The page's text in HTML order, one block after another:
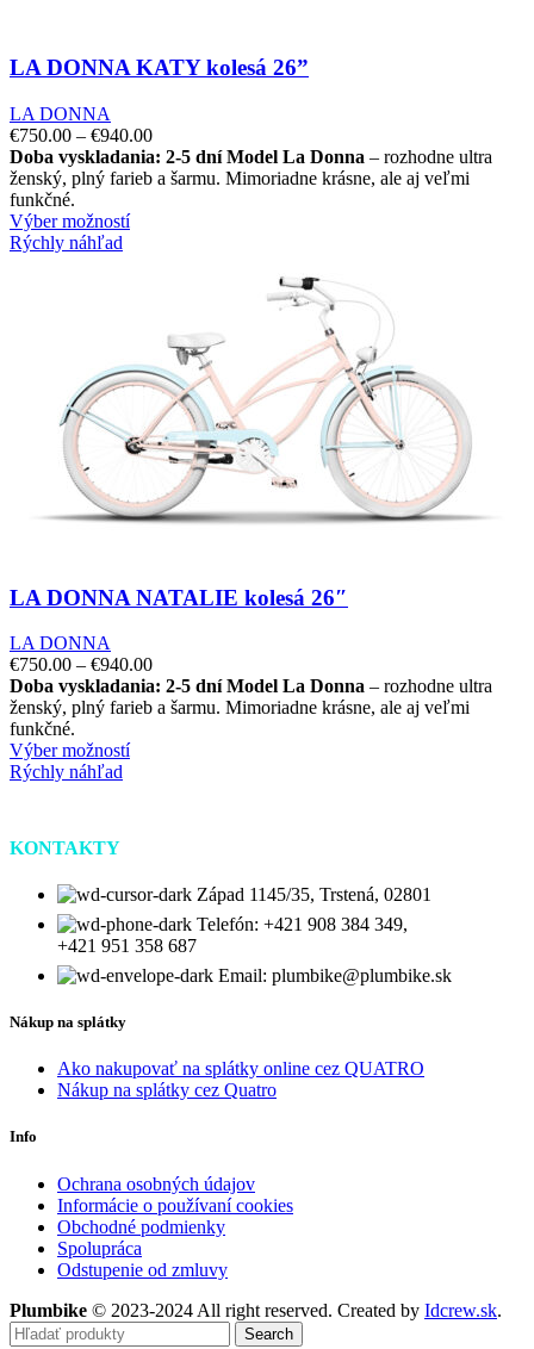
LA DONNA KATY kolesá 26”
LA DONNA
€750.00 – €940.00
Doba vyskladania: 2-5 dní Model La Donna – rozhodne ultra
ženský, plný farieb a šarmu. Mimoriadne krásne, ale aj veľmi
funkčné.
Výber možností
Rýchly náhľad
LA DONNA NATALIE kolesá 26″
LA DONNA
€750.00 – €940.00
Doba vyskladania: 2-5 dní Model La Donna – rozhodne ultra
ženský, plný farieb a šarmu. Mimoriadne krásne, ale aj veľmi
funkčné.
Výber možností
Rýchly náhľad
KONTAKTY
Západ 1145/35, Trstená, 02801
Telefón: +421 908 384 349,
+421 951 358 687
Email: plumbike@plumbike.sk
Nákup na splátky
Ako nakupovať na splátky online cez QUATRO
Nákup na splátky cez Quatro
Info
Ochrana osobných údajov
Informácie o používaní cookies
Obchodné podmienky
Spolupráca
Odstupenie od zmluvy
Plumbike © 2023-2024 All right reserved. Created by Idcrew.sk.
Search